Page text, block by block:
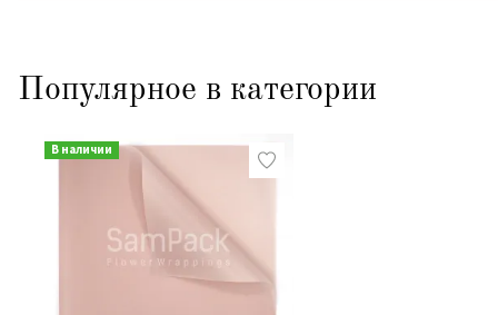
Популярное в категории
В наличии